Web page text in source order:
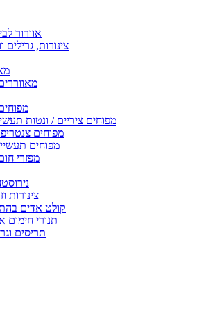
אוורור
צינורות, גרילים
מפוחים ציריים / ונטות
מפוחים
מפוחים
מפזרי
צינורות
קולט אדים
תנורי חימום
תריסים